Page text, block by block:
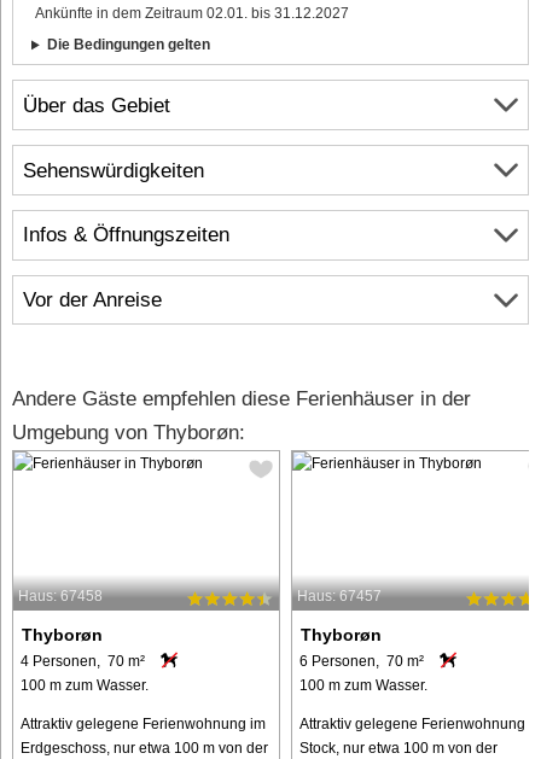
Über das Gebiet
Infos & Öffnungszeiten
Vor der Anreise
Ankünfte in dem Zeitraum 02.01. bis 31.12.2027
Die Bedingungen gelten
Sehenswürdigkeiten
Andere Gäste empfehlen diese Ferienhäuser in der
Umgebung von Thyborøn:
Haus: 67458
Thyborøn
4 Personen, 70 m²
100 m zum Wasser.
Attraktiv gelegene Ferienwohnung im
Erdgeschoss, nur etwa 100 m von der
Haus: 67457
Thyborøn
6 Personen, 70 m²
100 m zum Wasser.
Attraktiv gelegene Ferienwohnung 1.
Stock, nur etwa 100 m von der